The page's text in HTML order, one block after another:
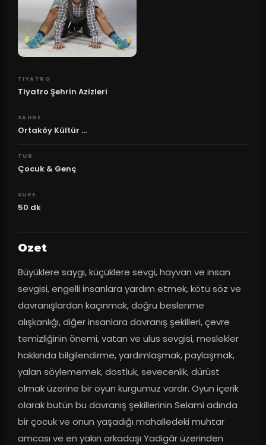
TIYATRO
Tiyatro Şehrin Azizleri
SAHNE
Ortaköy Kültür ...
TUR
Çocuk & Genç
SURE
50 dk
Ozet
Büyüklere saygı, küçüklere sevgi, hayvan ve insan
sevgisi, engelli insanlara yardım etmek, kötü söz ve
davranışlardan kaçınmak, doğru beslenme
alışkanlığı, diğer insanlara davranış şekilleri, çevre
temizliğinin önemi, vatan ve ulus sevgisi, meslekler
hakkında bilgilendirme, yardımlaşmak, paylaşmak,
yalan söylememek, dostluk, sevecenlik, dürüst
olmak üzerine bir oyun kurgumuz vardır. Oyun içerik
olarak bütün bu davranış şekillerinin Selami adında
bir çocuk ve onun yaşadığı mahalledeki muhtar
amcası ve en yakın arkadaşı Yadigâr üzerinden